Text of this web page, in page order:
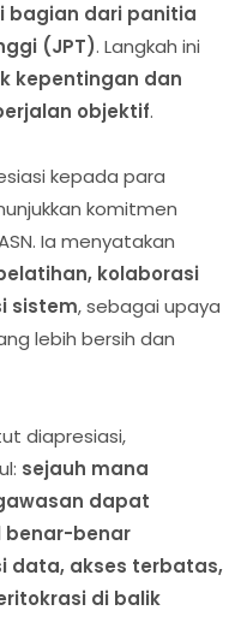
bagian dari panitia
(JPT). Langkah ini
kepentingan dan
objektif.
kepada para
komitmen
Ia menyatakan
kolaborasi
sistem, sebagai upaya
lebih bersih dan
diapresiasi,
sejauh mana
dapat
benar-benar
data, akses terbatas,
di balik